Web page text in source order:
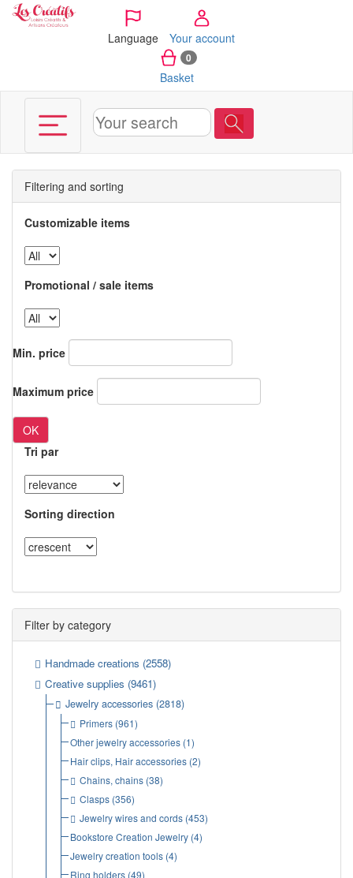
Language Your account
0
Basket
Filtering and sorting
Customizable items
Promotional / sale items
Min. price
Maximum price
OK
Tri par
Sorting direction
Filter by category
Handmade creations (2558)
Creative supplies (9461)
Jewelry accessories (2818)
Primers(961)
Other jewelry accessories(1)
Hair clips, Hair accessories(2)
Chains, chains(38)
Clasps(356)
Jewelry wires and cords(453)
Bookstore Creation Jewelry(4)
Jewelry creation tools(4)
Ring holders(49)
Cookies management panel